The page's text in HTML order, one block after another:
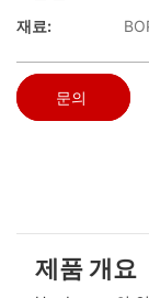
재료:
문의
제품 개요